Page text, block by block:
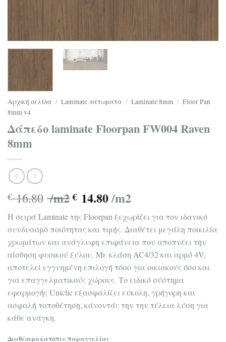
Αρχική σελίδα / Laminate πάτωματα / Laminate 8mm / Floor Pan
8mm v4
Δάπεδο laminate Floorpan FW004 Raven
8mm
€16.80 /m2 € 14.80/m2
Η σειρά Laminate της Floorpan ξεχωρίζει για τον ιδανικό
συνδυασμό ποιότητας και τιμής. Διαθέτει μεγάλη ποικιλία
χρωμάτων και ανάγλυφη επιφάνεια που αποπνέει την
αίσθηση φυσικού ξύλου. Με κλάση AC4/32 και αρμό 4V,
αποτελεί εγγυημένη επιλογή τόσο για οικιακούς όσο και
για επαγγελματικούς χώρους. Το ειδικό σύστημα
εφαρμογής Uniclic εξασφαλίζει εύκολη, γρήγορη και
ασφαλή τοποθέτηση, κάνοντάς την την τέλεια λύση για
κάθε ανάγκη.
Διαθέσιμο κατόπιν παραγγελίας